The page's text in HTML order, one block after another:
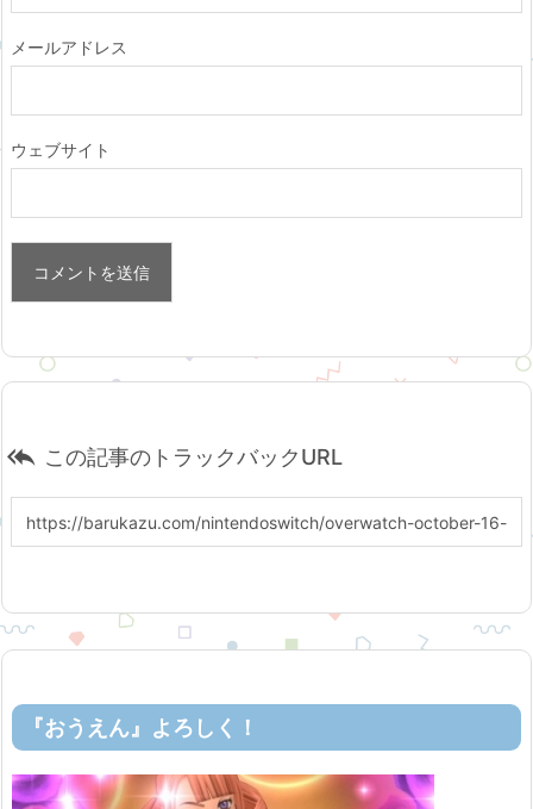
メールアドレス
ウェブサイト
 この記事のトラックバックURL
『おうえん』よろしく！